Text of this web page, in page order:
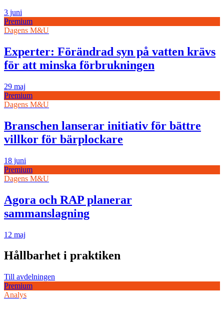
3 juni
Premium
Dagens M&U
Experter: Förändrad syn på vatten krävs
för att minska förbrukningen
29 maj
Premium
Dagens M&U
Branschen lanserar initiativ för bättre
villkor för bärplockare
18 juni
Premium
Dagens M&U
Agora och RAP planerar
sammanslagning
12 maj
Hållbarhet i praktiken
Till avdelningen
Premium
Analys